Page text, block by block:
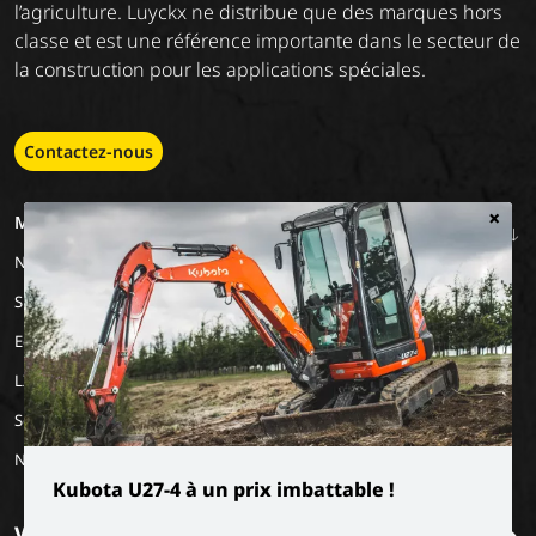
×
Kubota U27-4 à un prix imbattable !
l’agriculture. Luyckx ne distribue que des marques hors
classe et est une référence importante dans le secteur de
la construction pour les applications spéciales.
Contactez-nous
MACHINERY
Nos marques
Special Applications
Eco Applications
LX Used Equipment
Sociétés de location
New old stock
EMPLOIS
Travailler chez Luyckx
Stage/emploi de
vacances
A PROPOS DE
NOUS
Notre vision
Notre mission
L'histoire